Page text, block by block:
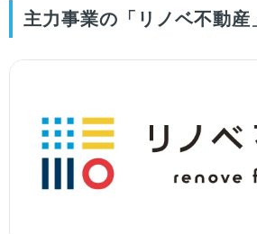
主力事業の「リノベ不動産